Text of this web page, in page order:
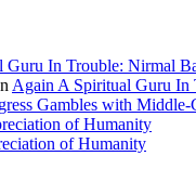
Guru In Trouble: Nirmal
Again A Spiritual Guru In
Gambles with Middle-
of Humanity
of Humanity